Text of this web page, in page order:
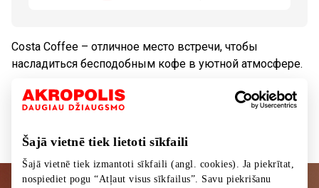
Šajā vietnē tiek lietoti sīkfaili
Šajā vietnē tiek izmantoti sīkfaili (angl. cookies). Ja piekrītat,
nospiediet pogu “Atļaut visus sīkfailus”. Savu piekrišanu
Costa Coffee – отличное место встречи, чтобы
насладиться бесподобным кофе в уютной атмосфере.
Все места Кафе